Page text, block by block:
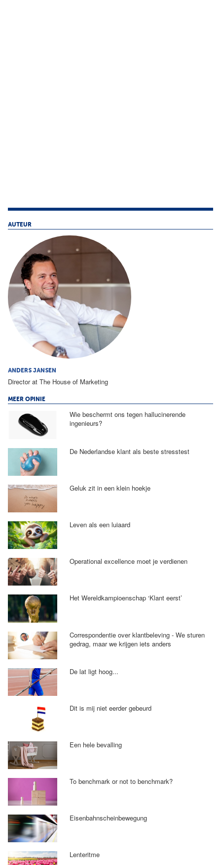
AUTEUR
ANDERS JANSEN
Director at The House of Marketing
MEER OPINIE
Wie beschermt ons tegen hallucinerende
ingenieurs?
De Nederlandse klant als beste stresstest
Geluk zit in een klein hoekje
Leven als een luiaard
Operational excellence moet je verdienen
Het Wereldkampioenschap ‘Klant eerst’
Correspondentie over klantbeleving - We sturen
gedrag, maar we krijgen iets anders
De lat ligt hoog...
Dit is mij niet eerder gebeurd
Een hele bevalling
To benchmark or not to benchmark?
Eisenbahnscheinbewegung
Lenteritme